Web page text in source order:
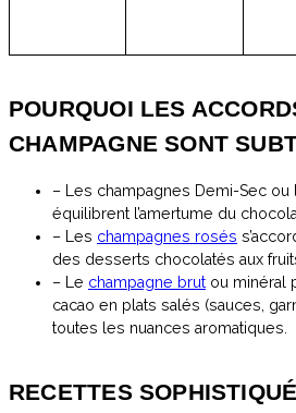
POURQUOI LES
CHAMPAGNE SONT
– Les champagnes Demi-Sec
équilibrent l’amertume du
– Les champagnes rosés
des desserts chocolatés aux
– Le champagne brutou minéral
cacao en plats salés (sauces,
toutes les nuances aromatiques.
RECETTES